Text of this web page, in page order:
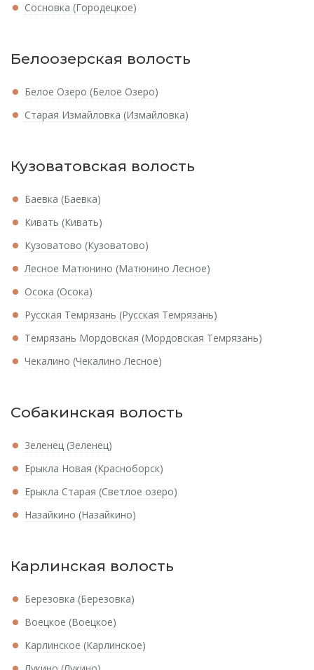
Сосновка (Городецкое)
Белоозерская волость
Белое Озеро (Белое Озеро)
Старая Измайловка (Измайловка)
Кузоватовская волость
Баевка (Баевка)
Кивать (Кивать)
Кузоватово (Кузоватово)
Лесное Матюнино (Матюнино Лесное)
Осока (Осока)
Русская Темрязань (Русская Темрязань)
Темрязань Мордовская (Мордовская Темрязань)
Чекалино (Чекалино Лесное)
Собакинская волость
3еленец (Зеленец)
Ерыкла Новая (Красноборск)
Ерыкла Старая (Светлое озеро)
Назайкино (Назайкино)
Карлинская волость
Березовка (Березовка)
Воецкое (Воецкое)
Карлинское (Карлинское)